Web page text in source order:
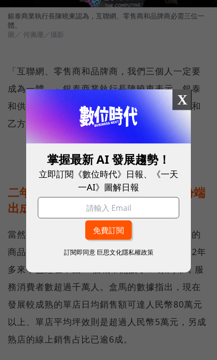
銀泰商業執行長陳曉東認為，互聯網、零售商和品牌商必需三位一
體。
圖／ 何佩珊／攝影
「互聯網、零售商和品牌商，我們三個人一定要
成為一體。」銀泰商業執行長陳曉東表示，銀泰
和供應商是「雙乙方」而不是傳統百貨的甲方和
乙方關係。
二年實戰，盒馬、銀泰、零售通紛紛端
出成績
當然，不論盒馬還是銀泰，要想別人買單自己的
商品，自然也得端出些成績來。其中盒馬誕生2年
多來，已經在中國14個城市開設了64家門市，服
務消費者數超過千萬人。盒馬的數據指出，現在
發展較成熟的單店日均銷售額可達人民幣80萬元
以上、單店平均坪效則是超過人民幣5萬元，另成
熟店的線上銷售占比已逾6成。
X
掌握最新 AI 發展趨勢！
立即訂閱《數位時代》日報、《一天
一AI》圖解日報
訂閱即同意 巨思文化隱私權政策